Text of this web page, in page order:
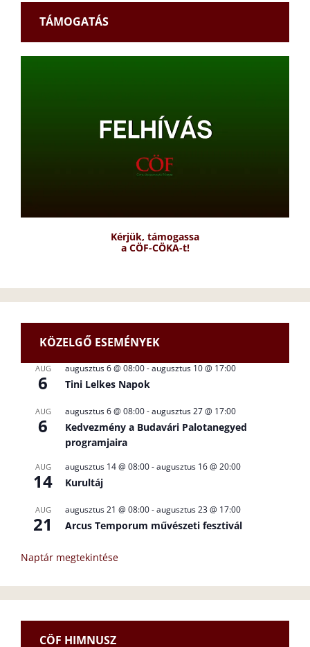
TÁMOGATÁS
Kérjük, támogassa
a CÖF-CÖKA-t!
KÖZELGŐ ESEMÉNYEK
AUG
6
augusztus 6 @ 08:00-augusztus 10 @ 17:00
Tini Lelkes Napok
AUG
6
augusztus 6 @ 08:00-augusztus 27 @ 17:00
Kedvezmény a Budavári Palotanegyed
programjaira
AUG
14
augusztus 14 @ 08:00-augusztus 16 @ 20:00
Kurultáj
AUG
21
augusztus 21 @ 08:00-augusztus 23 @ 17:00
Arcus Temporum művészeti fesztivál
Naptár megtekintése
CÖF HIMNUSZ